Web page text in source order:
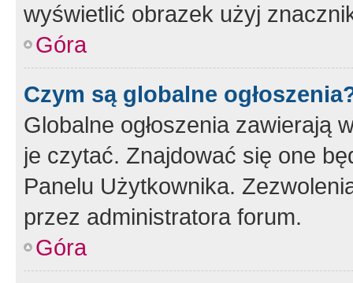
wyświetlić obrazek użyj
Góra
Czym są globalne
Globalne ogłoszenia zawierają
je czytać. Znajdować się one
Panelu Użytkownika.
przez administratora forum.
Góra